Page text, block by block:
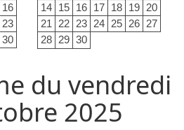
16
23
30
14 15 16 17 18 19 20
21
22 23 24 25 26 27
28 29 30
du vendredi
2025